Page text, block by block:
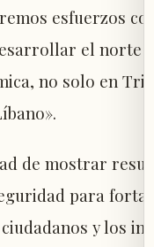
esfuerzos
el norte y
no solo en
de mostrar
para
y los